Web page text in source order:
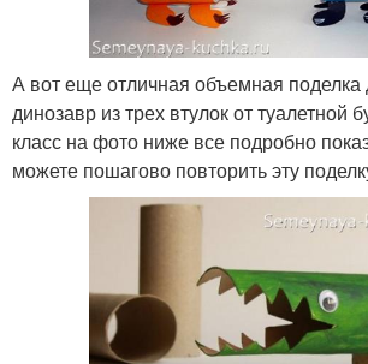
А вот еще отличная объемная
динозавр из трех втулок от туалетной
класс на фото ниже все подробно
можете пошагово повторить эту